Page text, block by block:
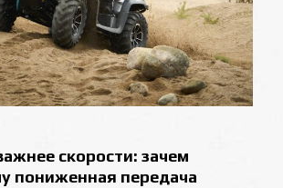
скорости: зачем
пониженная передача